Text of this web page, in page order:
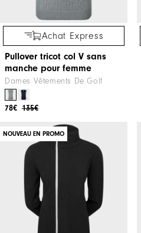
Achat Express
Pullover tricot col V sans
manche pour femme
Dames Vêtements De Golf
135€
78€
NOUVEAU EN PROMO